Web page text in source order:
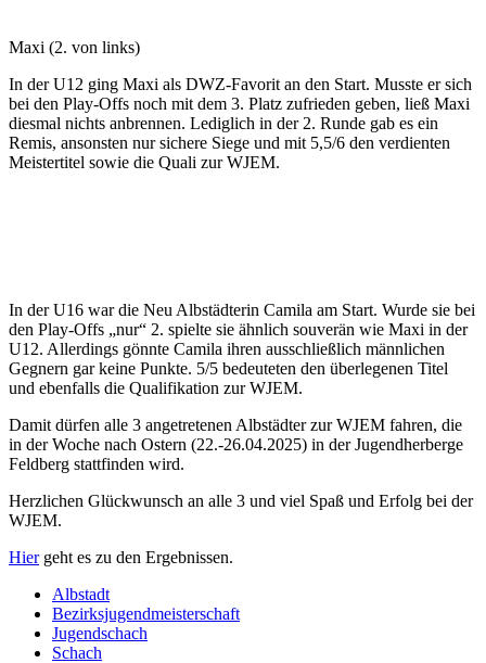
Maxi (2. von links)
In der U12 ging Maxi als DWZ-Favorit an den Start. Musste er sich
bei den Play-Offs noch mit dem 3. Platz zufrieden geben, ließ Maxi
diesmal nichts anbrennen. Lediglich in der 2. Runde gab es ein
Remis, ansonsten nur sichere Siege und mit 5,5/6 den verdienten
Meistertitel sowie die Quali zur WJEM.
In der U16 war die Neu Albstädterin Camila am Start. Wurde sie bei
den Play-Offs „nur“ 2. spielte sie ähnlich souverän wie Maxi in der
U12. Allerdings gönnte Camila ihren ausschließlich männlichen
Gegnern gar keine Punkte. 5/5 bedeuteten den überlegenen Titel
und ebenfalls die Qualifikation zur WJEM.
Damit dürfen alle 3 angetretenen Albstädter zur WJEM fahren, die
in der Woche nach Ostern (22.-26.04.2025) in der Jugendherberge
Feldberg stattfinden wird.
Herzlichen Glückwunsch an alle 3 und viel Spaß und Erfolg bei der
WJEM.
Hiergeht es zu den Ergebnissen.
Albstadt
Bezirksjugendmeisterschaft
Jugendschach
Schach